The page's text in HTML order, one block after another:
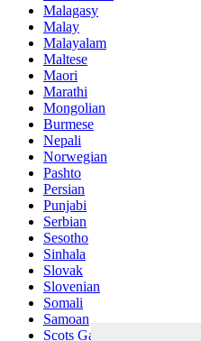
Malagasy
Malay
Malayalam
Maltese
Maori
Marathi
Mongolian
Burmese
Nepali
Norwegian
Pashto
Persian
Punjabi
Serbian
Sesotho
Sinhala
Slovak
Slovenian
Somali
Samoan
Scots Gaelic